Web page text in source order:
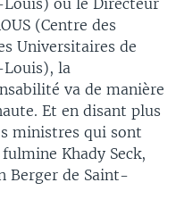
(Centre des
Universitaires de
la
va de manière
Et en disant plus
ministres qui sont
Khady Seck,
Berger de Saint-